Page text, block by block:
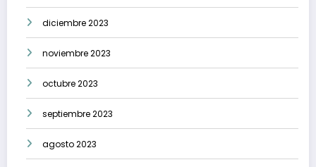
diciembre 2023
noviembre 2023
octubre 2023
septiembre 2023
agosto 2023